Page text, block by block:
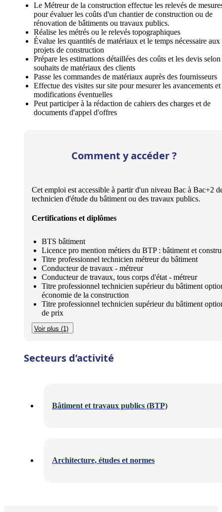
Le Métreur de la construction effectue les relevés de
pour évaluer les coûts d'un chantier de construction ou de
rénovation de bâtiments ou travaux publics.
Réalise les métrés ou le relevés topographiques
Évalue les quantités de matériaux et le temps nécessaire aux
projets de construction
Prépare les estimations détaillées des coûts et les devis selon
souhaits de matériaux des clients
Passe les commandes de matériaux auprès des fournisseurs
Effectue des visites sur site pour mesurer les avancements et
modifications éventuelles
Peut participer à la rédaction de cahiers des charges et de
documents d'appel d'offres
Comment y accéder ?
Cet emploi est accessible à partir d'un niveau Bac à Bac+2
technicien d'étude du bâtiment ou des travaux publics.
Certifications et diplômes
BTS bâtiment
Licence pro mention métiers du BTP : bâtiment et
Titre professionnel technicien métreur du bâtiment
Conducteur de travaux - métreur
Conducteur de travaux, tous corps d'état - métreur
Titre professionnel technicien supérieur du bâtiment
économie de la construction
Titre professionnel technicien supérieur du bâtiment
de prix
Voir plus (1)
Secteurs d’activité
Bâtiment et travaux publics (BTP)
Architecture, études et normes